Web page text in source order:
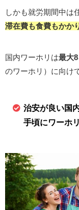
しかも就労期間中は
滞在費も食費もかか
国内ワーホリは最大8
のワーホリ）に向け
治安が良い国
手頃にワーホ